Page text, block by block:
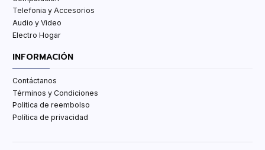
Telefonia y Accesorios
Audio y Video
Electro Hogar
INFORMACIÓN
Contáctanos
Términos y Condiciones
Politica de reembolso
Política de privacidad